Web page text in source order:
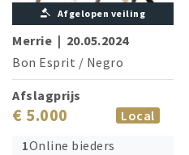
Afgelopen veiling
Merrie | 20.05.2024
Bon Esprit / Negro
Afslagprijs
€ 5.000
Local
1Online bieders